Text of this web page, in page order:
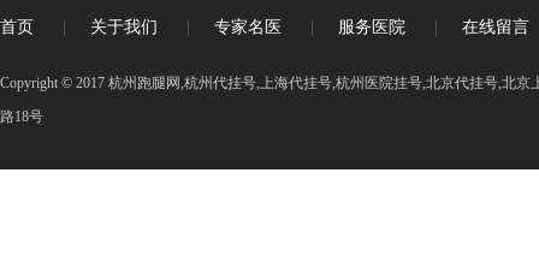
首页 关于我们 专家名医 服务医院 在线留言
Copyright © 2017 杭州跑腿网,杭州代挂号,上海代挂号,杭州医院挂号,北京代挂号,北
路18号